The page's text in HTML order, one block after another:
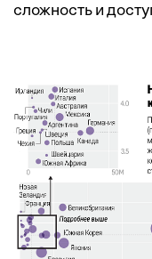
сложность и